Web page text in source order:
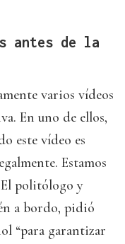
antes de la
varios vídeos
En uno de ellos,
este vídeo es
Estamos
politólogo y
a bordo, pidió
“para garantizar